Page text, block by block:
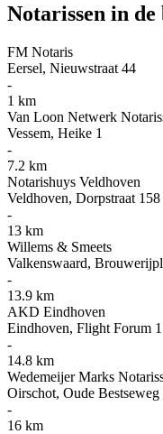
Notarissen in
FM Notaris
Eersel, Nieuwstraat 44
-
1 km
Van Loon Netwerk
Vessem, Heike 1
-
7.2 km
Notarishuys Veldhoven
Veldhoven, Dorpstraat 158
-
13 km
Willems & Smeets
Valkenswaard,
-
13.9 km
AKD Eindhoven
Eindhoven, Flight Forum 1
-
14.8 km
Wedemeijer Marks
Oirschot, Oude Bestseweg
-
16 km